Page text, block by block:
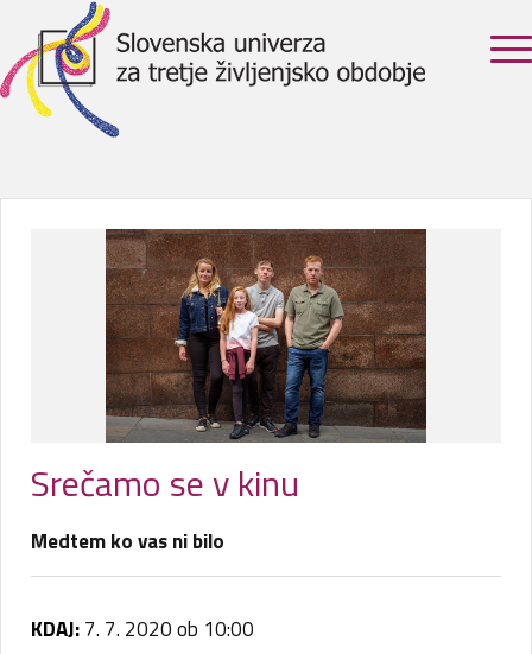
Srečamo se v kinu
Medtem ko vas ni bilo
KDAJ:7. 7. 2020 ob 10:00